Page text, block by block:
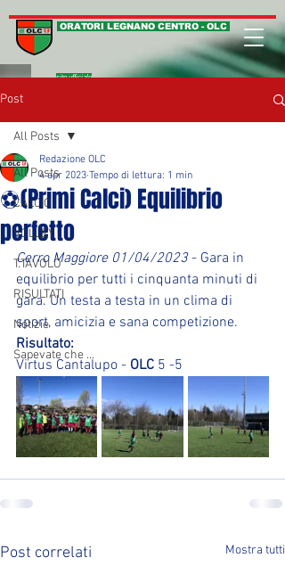
ORATORI LEGNANO CENTRO - OLC
sito ufficiale
Post
All Posts
CALCIO
VOLLEY
T.TAVOLO
RISULTATI
Notizie
Sapevate che ...
All Posts
⚽(Primi Calci) Equilibrio
perfetto
Redazione OLC
4 apr 2023 Tempo di lettura: 1 min
Cerro Maggiore 01/04/2023 - Gara in
equilibrio per tutti i cinquanta minuti di
gara. Un testa a testa in un clima di
sport, amicizia e sana competizione.
Risultato:
Virtus Cantalupo - OLC 5 -5
Post correlati Mostra tutti